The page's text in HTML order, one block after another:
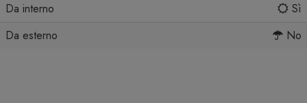
Da interno
Sì
Da esterno
No